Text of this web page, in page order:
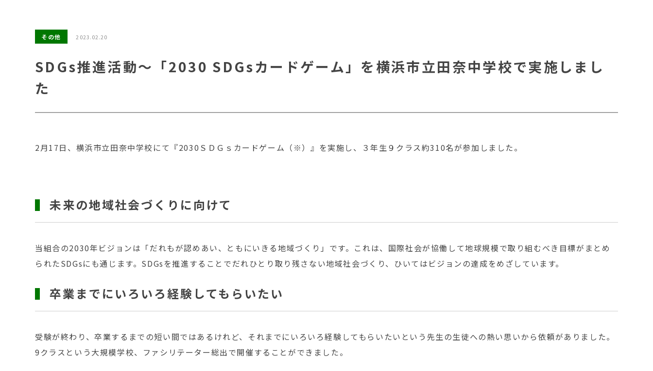
その他 2023.02.20
SDGs推進活動～「2030 SDGsカードゲーム」を横浜市立田奈中学校で実施しまし
た
2月17日、横浜市立田奈中学校にて『2030ＳＤＧｓカードゲーム（※）』を実施し、３年生９クラス約310名が参加しました。
未来の地域社会づくりに向けて
当組合の2030年ビジョンは「だれもが認めあい、ともにいきる地域づくり」です。これは、国際社会が協働して地球規模で取り組むべき目標がまとめ
られたSDGsにも通じます。SDGsを推進することでだれひとり取り残さない地域社会づくり、ひいてはビジョンの達成をめざしています。
卒業までにいろいろ経験してもらいたい
受験が終わり、卒業するまでの短い間ではあるけれど、それまでにいろいろ経験してもらいたいという先生の生徒への熱い思いから依頼がありました。
9クラスという大規模学校、ファシリテーター総出で開催することができました。